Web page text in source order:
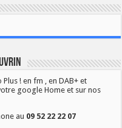
! en fm , en DAB+ et
google Home et sur nos
au 09 52 22 22 07